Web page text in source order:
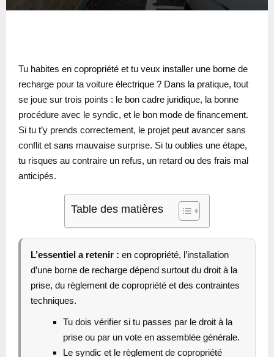
Tu habites en copropriété et tu veux installer une borne de
recharge pour ta voiture électrique ? Dans la pratique, tout
se joue sur trois points : le bon cadre juridique, la bonne
procédure avec le syndic, et le bon mode de financement.
Si tu t’y prends correctement, le projet peut avancer sans
conflit et sans mauvaise surprise. Si tu oublies une étape,
tu risques au contraire un refus, un retard ou des frais mal
anticipés.
Table des matières
L’essentiel a retenir : en copropriété, l’installation
d’une borne de recharge dépend surtout du droit à la
prise, du règlement de copropriété et des contraintes
techniques.
Tu dois vérifier si tu passes par le droit à la
prise ou par un vote en assemblée générale.
Le syndic et le règlement de copropriété